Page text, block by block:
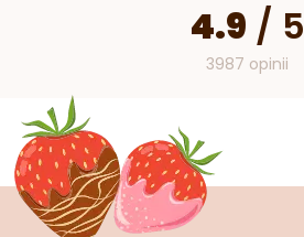
4.9 / 5
3987 opinii